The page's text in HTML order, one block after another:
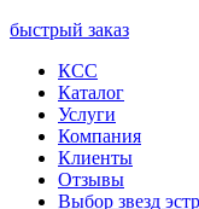
быстрый заказ
КСС
Каталог
Услуги
Компания
Клиенты
Oтзывы
Выбор звезд